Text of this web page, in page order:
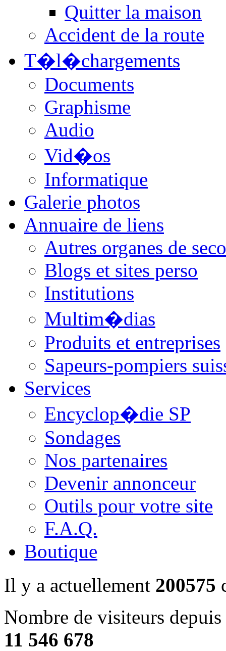
Quitter la maison
Accident de la route
T�l�chargements
Documents
Graphisme
Audio
Vid�os
Informatique
Galerie photos
Annuaire de liens
Autres organes de
Blogs et sites perso
Institutions
Multim�dias
Produits et entreprises
Sapeurs-pompiers
Services
Encyclop�die SP
Sondages
Nos partenaires
Devenir annonceur
Outils pour votre site
F.A.Q.
Boutique
Il y a actuellement 200575
Nombre de visiteurs
11 546 678